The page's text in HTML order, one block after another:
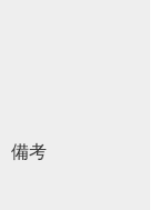
備考